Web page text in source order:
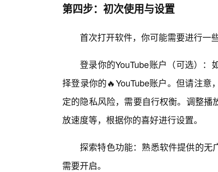
第四步：初次使用与设置
首次打开软件，你可能需要进行一
登录你的YouTube账户（可选）
择登录你的🔥YouTube账户。但请注
定的隐私风险，需要自行权衡。调整
放速度等，根据你的喜好进行设置。
探索特色功能：熟悉软件提供的无
需要开启。